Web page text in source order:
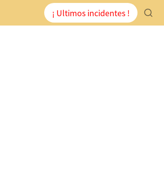
¡ Ultimos incidentes !